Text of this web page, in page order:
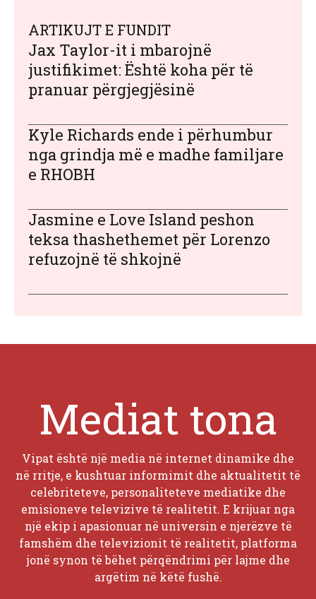
ARTIKUJT E FUNDIT
Jax Taylor-it i mbarojnë
justifikimet: Është koha për të
pranuar përgjegjësinë
Kyle Richards ende i përhumbur
nga grindja më e madhe familjare
e RHOBH
Jasmine e Love Island peshon
teksa thashethemet për Lorenzo
refuzojnë të shkojnë
Mediat tona
Vipat është një media në internet dinamike dhe
në rritje, e kushtuar informimit dhe aktualitetit të
celebriteteve, personaliteteve mediatike dhe
emisioneve televizive të realitetit. E krijuar nga
një ekip i apasionuar në universin e njerëzve të
famshëm dhe televizionit të realitetit, platforma
jonë synon të bëhet përqëndrimi për lajme dhe
argëtim në këtë fushë.